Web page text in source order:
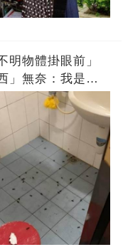
明物體掛眼前」
」無奈：我是親